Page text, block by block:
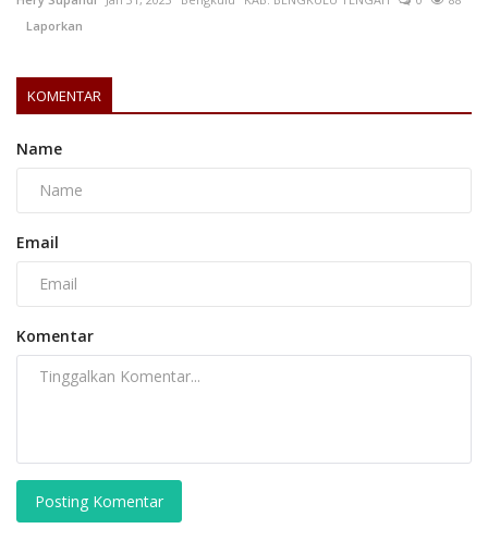
Laporkan
KOMENTAR
Name
Email
Komentar
Posting Komentar